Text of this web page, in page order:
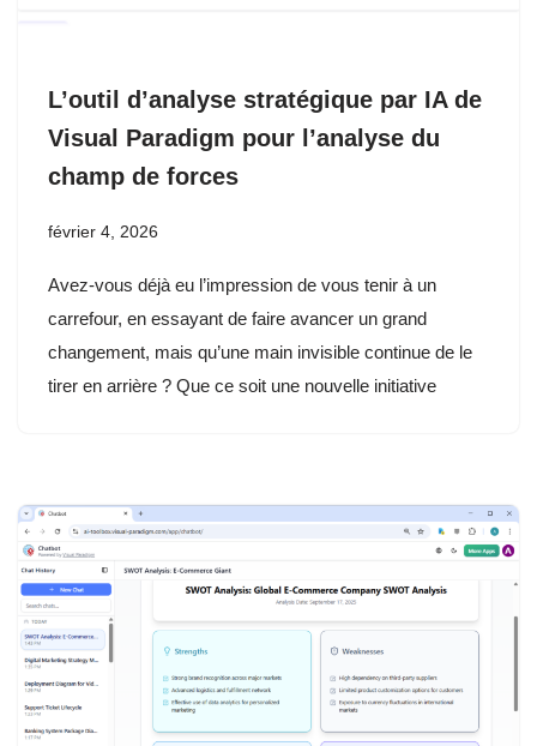
L’outil d’analyse stratégique par IA de
Visual Paradigm pour l’analyse du
champ de forces
février 4, 2026
Avez-vous déjà eu l’impression de vous tenir à un
carrefour, en essayant de faire avancer un grand
changement, mais qu’une main invisible continue de le
tirer en arrière ? Que ce soit une nouvelle initiative